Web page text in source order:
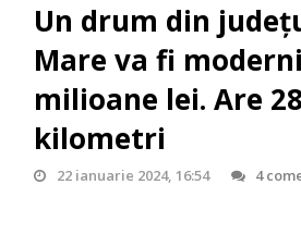
Un drum din
Mare va fi
milioane lei. Are
kilometri
22 ianuarie 2024, 16:54 4